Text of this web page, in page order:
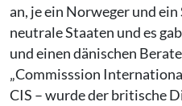
an, je ein Norweger und
neutrale Staaten und es
und einen dänischen
„Commisssion
CIS – wurde der britische